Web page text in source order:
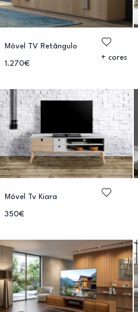
Móvel TV Retângulo
1.270€
+ cores
Móvel Tv Kiara
350€